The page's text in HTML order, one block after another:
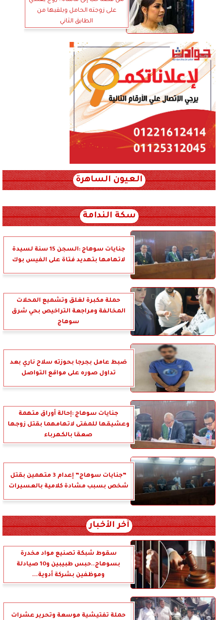
على زوجته الحامل ويلقيها من
الطابق الثاني
العيون الساهرة
سكة الندامة
جنايات سوهاج :السجن 15 سنة لسيدة
لاتهامها بتهديد فتاة على الفيس بوك
حملة مكبرة لغلق وتشميع المحلات
المخالفة ومراجعة التراخيص بحي شرق
سوهاج
ضبط عامل بجرجا بحوزته سلاح ناري بعد
تداول صوره على مواقع التواصل
جنايات سوهاج :إحالة أوراق متهمة
وعشيقها للمفتى لاتهامهما بقتل زوجها
صعقا بالكهرباء
”جنايات سوهاج” إعدام 3 متهمين بقتل
شخص بسبب مشادة كلامية بالعسيرات
آخر الأخبار
سقوط شبكة تصنيع مواد مخدرة
بسوهاج..حبس طبيبين و10 صيادلة
وموظفين بشركة أدوية...
حملة تفتيشية موسعة وتحرير عشرات